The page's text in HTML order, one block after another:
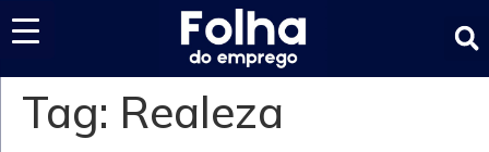
Tag: Realeza